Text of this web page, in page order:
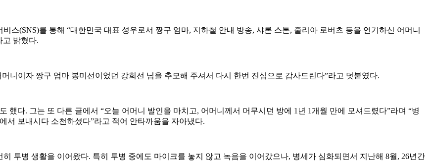
스(SNS)를 통해 “대한민국 대표 성우로서 짱구 엄마, 지하철 안내 방송, 샤론 스톤, 줄리아 로버츠 등을 연기하신 어머니
고 밝혔다.
니이자 짱구 엄마 봉미선이었던 강희선 님을 추모해 주셔서 다시 한번 진심으로 감사드린다”라고 덧붙였다.
했다. 그는 또 다른 글에서 “오늘 어머니 발인을 마치고, 어머니께서 머무시던 방에 1년 1개월 만에 모셔드렸다”라며 “병
서 보내시다 소천하셨다”라고 적어 안타까움을 자아냈다.
투병 생활을 이어왔다. 특히 투병 중에도 마이크를 놓지 않고 녹음을 이어갔으나, 병세가 심화되면서 지난해 8월, 26년간